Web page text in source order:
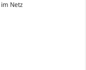
Netz